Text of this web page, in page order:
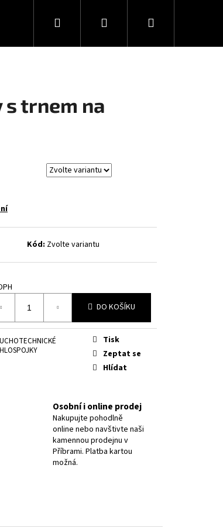
KONTAKTY
Hledat PřihlášeníNákupní
s trnem na
Kód: Zvolte variantu
DO KOŠÍKU
Tisk
Zeptat se
Hlídat
Osobní i online prodej
Nakupujte pohodlně
online nebo navštivte naši
kamennou prodejnu v
Příbrami. Platba kartou
možná.
NIFE-CL-A